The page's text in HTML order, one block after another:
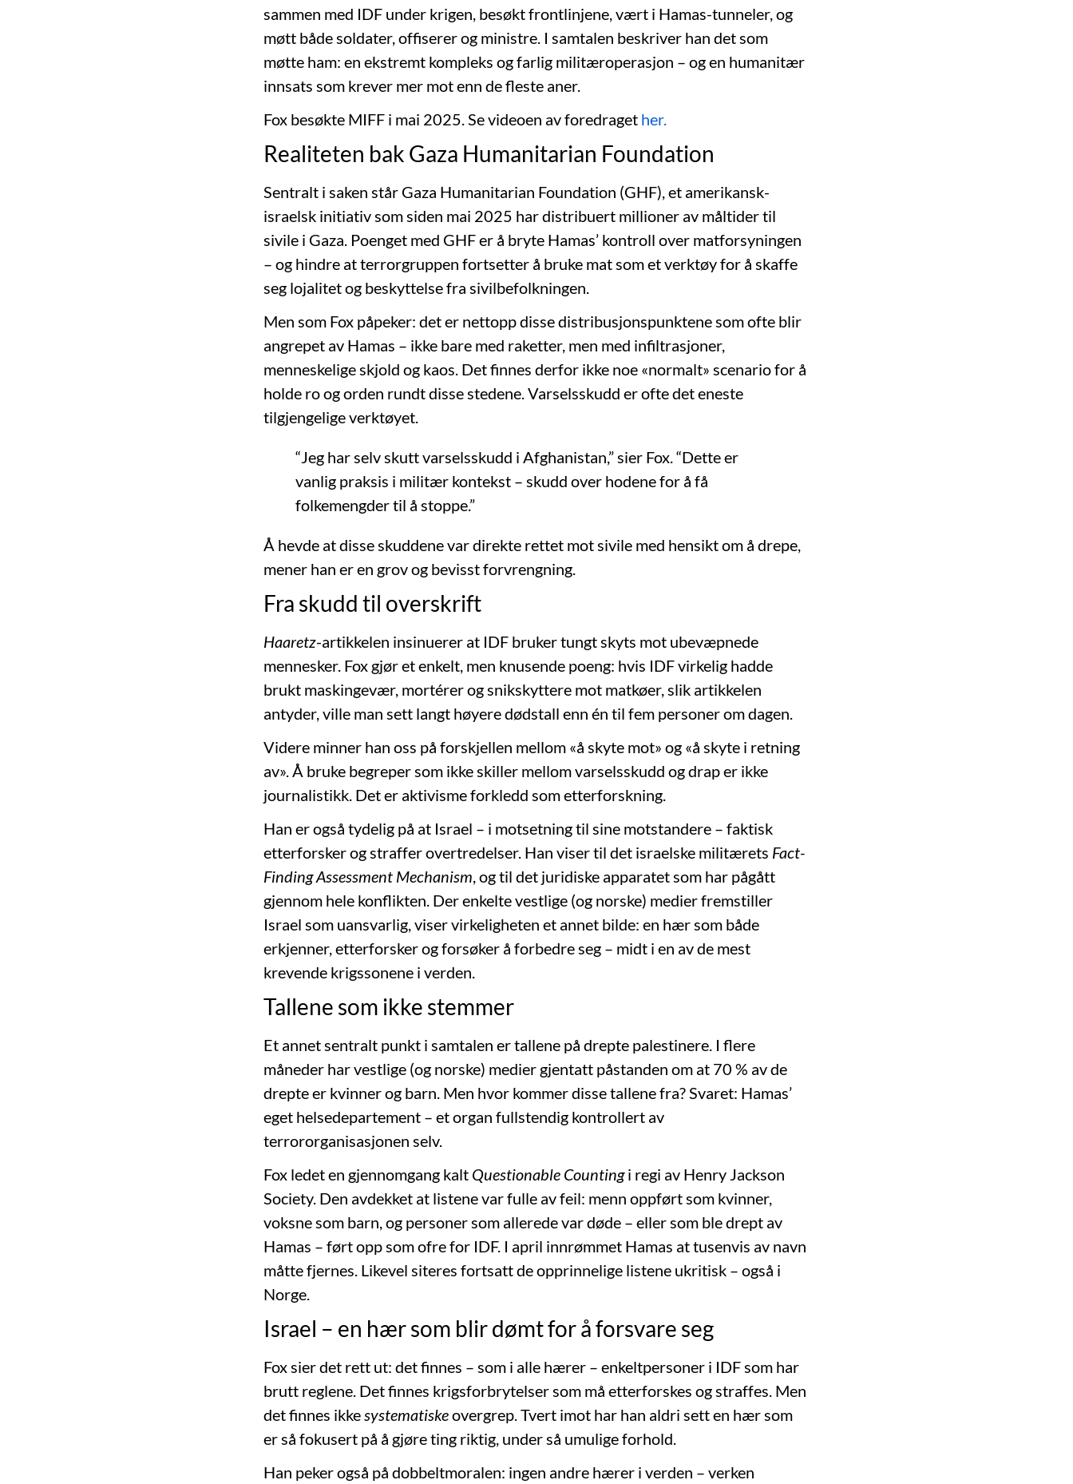
sammen med IDF under krigen, besøkt frontlinjene, vært i Hamas-tunneler, og
møtt både soldater, offiserer og ministre. I samtalen beskriver han det som
møtte ham: en ekstremt kompleks og farlig militæroperasjon – og en humanitær
innsats som krever mer mot enn de fleste aner.
Fox besøkte MIFF i mai 2025. Se videoen av foredraget her.
Realiteten bak Gaza Humanitarian Foundation
Sentralt i saken står Gaza Humanitarian Foundation (GHF), et amerikansk-
israelsk initiativ som siden mai 2025 har distribuert millioner av måltider til
sivile i Gaza. Poenget med GHF er å bryte Hamas’ kontroll over matforsyningen
– og hindre at terrorgruppen fortsetter å bruke mat som et verktøy for å skaffe
seg lojalitet og beskyttelse fra sivilbefolkningen.
Men som Fox påpeker: det er nettopp disse distribusjonspunktene som ofte blir
angrepet av Hamas – ikke bare med raketter, men med infiltrasjoner,
menneskelige skjold og kaos. Det finnes derfor ikke noe «normalt» scenario for å
holde ro og orden rundt disse stedene. Varselsskudd er ofte det eneste
tilgjengelige verktøyet.
“Jeg har selv skutt varselsskudd i Afghanistan,” sier Fox. “Dette er
vanlig praksis i militær kontekst – skudd over hodene for å få
folkemengder til å stoppe.”
Å hevde at disse skuddene var direkte rettet mot sivile med hensikt om å drepe,
mener han er en grov og bevisst forvrengning.
Fra skudd til overskrift
Haaretz-artikkelen insinuerer at IDF bruker tungt skyts mot ubevæpnede
mennesker. Fox gjør et enkelt, men knusende poeng: hvis IDF virkelig hadde
brukt maskingevær, mortérer og snikskyttere mot matkøer, slik artikkelen
antyder, ville man sett langt høyere dødstall enn én til fem personer om dagen.
Videre minner han oss på forskjellen mellom «å skyte mot» og «å skyte i retning
av». Å bruke begreper som ikke skiller mellom varselsskudd og drap er ikke
journalistikk. Det er aktivisme forkledd som etterforskning.
Han er også tydelig på at Israel – i motsetning til sine motstandere – faktisk
etterforsker og straffer overtredelser. Han viser til det israelske militærets Fact-
Finding Assessment Mechanism, og til det juridiske apparatet som har pågått
gjennom hele konflikten. Der enkelte vestlige (og norske) medier fremstiller
Israel som uansvarlig, viser virkeligheten et annet bilde: en hær som både
erkjenner, etterforsker og forsøker å forbedre seg – midt i en av de mest
krevende krigssonene i verden.
Tallene som ikke stemmer
Et annet sentralt punkt i samtalen er tallene på drepte palestinere. I flere
måneder har vestlige (og norske) medier gjentatt påstanden om at 70 % av de
drepte er kvinner og barn. Men hvor kommer disse tallene fra? Svaret: Hamas’
eget helsedepartement – et organ fullstendig kontrollert av
terrororganisasjonen selv.
Fox ledet en gjennomgang kalt Questionable Countingi regi av Henry Jackson
Society. Den avdekket at listene var fulle av feil: menn oppført som kvinner,
voksne som barn, og personer som allerede var døde – eller som ble drept av
Hamas – ført opp som ofre for IDF. I april innrømmet Hamas at tusenvis av navn
måtte fjernes. Likevel siteres fortsatt de opprinnelige listene ukritisk – også i
Norge.
Israel – en hær som blir dømt for å forsvare seg
Fox sier det rett ut: det finnes – som i alle hærer – enkeltpersoner i IDF som har
brutt reglene. Det finnes krigsforbrytelser som må etterforskes og straffes. Men
det finnes ikkesystematiskeovergrep. Tvert imot har han aldri sett en hær som
er så fokusert på å gjøre ting riktig, under så umulige forhold.
Han peker også på dobbeltmoralen: ingen andre hærer i verden – verken